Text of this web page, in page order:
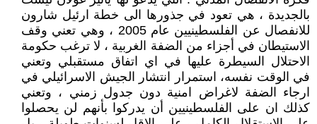
بالجديدة ، هي تعود في جذورها الى خطة ارئيل شارون
للانفصال عن الفلسطينيين عام 2005 ، وهي تعني وقف
الاستيطان في أجزاء من الضفة الغربية ، لا ترغب حكومة
الاحتلال السيطرة عليها في اي اتفاق مستقبلي وتعني
في الوقت نفسه، استمرار انتشار الجيش الاسرائيلي في
ارجاء الضفة لاغراض امنية دون جدول زمني ، وتعني
كذلك ان على الفلسطينيين أن يدركوا بأنهم لن يحصلوا